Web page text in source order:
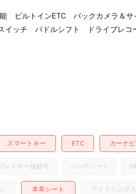
能 ビルトインETC バックカメラ＆サ
イッチ パドルシフト ドライブレコ
スマートキー ETC カーナビ
レイヤー接続可 ベンチシート 3
本革シート アイドリング